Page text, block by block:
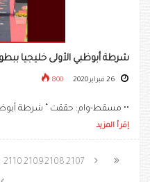
شرطة أبوظبي الأولى خليجيا
800
•• مسقط-وام: حققت “ شرطة
إقرأ المزيد
2107
2108
2109
2110